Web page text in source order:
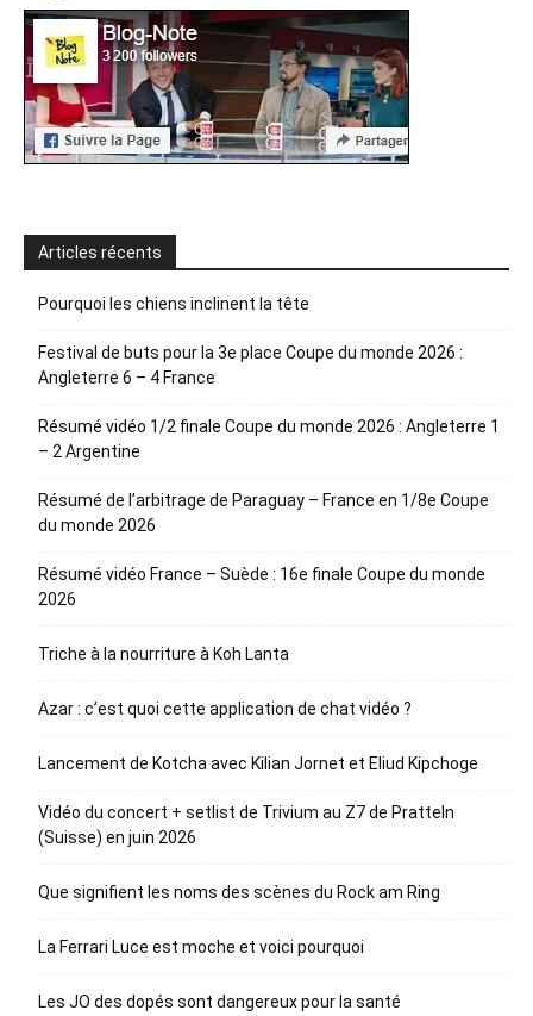
Articles récents
Pourquoi les chiens inclinent la tête
Festival de buts pour la 3e place Coupe du monde 2026 :
Angleterre 6 – 4 France
Résumé vidéo 1/2 finale Coupe du monde 2026 : Angleterre 1
– 2 Argentine
Résumé de l’arbitrage de Paraguay – France en 1/8e Coupe
du monde 2026
Résumé vidéo France – Suède : 16e finale Coupe du monde
2026
Triche à la nourriture à Koh Lanta
Azar : c’est quoi cette application de chat vidéo ?
Lancement de Kotcha avec Kilian Jornet et Eliud Kipchoge
Vidéo du concert + setlist de Trivium au Z7 de Pratteln
(Suisse) en juin 2026
Que signifient les noms des scènes du Rock am Ring
La Ferrari Luce est moche et voici pourquoi
Les JO des dopés sont dangereux pour la santé